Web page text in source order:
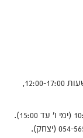
סיורכבת – בימים א'-ו' 12:30 ו-14:30. בשבת בין השעות 12:00-17:00,
בנגרייה של סבא יוסי – כל יום בין השעות 10:30-17:00 (ימי ו' עד 15:00).